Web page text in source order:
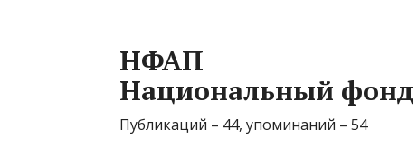
НФАП
Национальный
Публикаций – 44, упоминаний – 54